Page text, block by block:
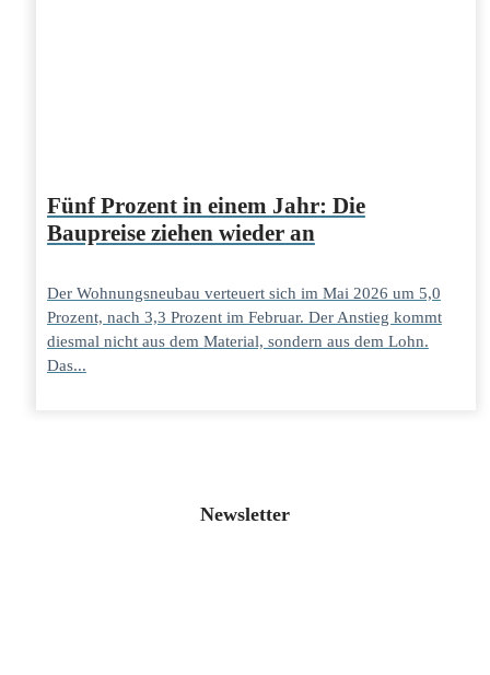
Fünf Prozent in einem Jahr: Die
Baupreise ziehen wieder an
Der Wohnungsneubau verteuert sich im Mai 2026 um 5,0
Prozent, nach 3,3 Prozent im Februar. Der Anstieg kommt
diesmal nicht aus dem Material, sondern aus dem Lohn.
Das...
Newsletter